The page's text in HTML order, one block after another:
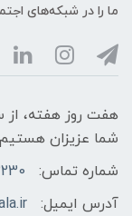
ما را در شبکه‌های
شما عزیزان
شماره تماس:
آدرس ایمیل: